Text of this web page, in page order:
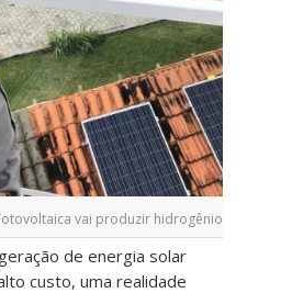
vai produzir hidrogênio verde
de energia solar
custo, uma realidade